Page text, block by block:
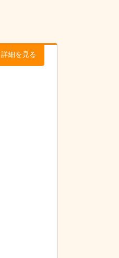
詳細を見る